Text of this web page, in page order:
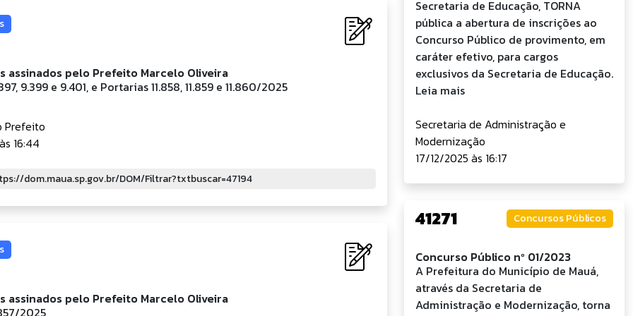
assinados pelo Prefeito Marcelo Oliveira
9.399 e 9.401, e Portarias 11.858, 11.859 e 11.860/2025
Prefeito
16:44
assinados pelo Prefeito Marcelo Oliveira
2025
Secretaria de Educação, TORNA
pública a abertura de inscrições ao
Concurso Público de provimento, em
caráter efetivo, para cargos
exclusivos da Secretaria de Educação.
Leia mais
Secretaria de Administração e
Modernização
17/12/2025 às 16:17
41271 Concursos Públicos
Concurso Público nº 01/2023
A Prefeitura do Município de Mauá,
através da Secretaria de
Administração e Modernização, torna